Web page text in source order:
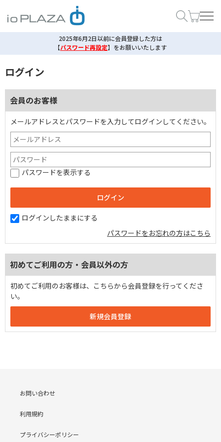
2025年6月2日以前に会員登録した方は
【パスワード再設定】 をお願いいたします
ログイン
会員のお客様
メールアドレスとパスワードを入力してログインしてください。
パスワードを表示する
ログインしたままにする
パスワードをお忘れの方はこちら
初めてご利用の方・会員以外の方
初めてご利用のお客様は、こちらから会員登録を行ってくださ
い。
お問い合わせ
利用規約
プライバシーポリシー